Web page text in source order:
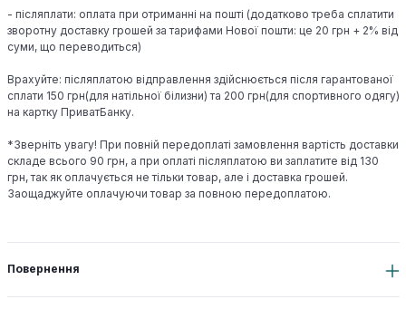
- післяплати: оплата при отриманні на пошті (додатково треба сплатити
зворотну доставку грошей за тарифами Нової пошти: це 20 грн + 2% від
суми, що переводиться)
Врахуйте: післяплатою відправлення здійснюється після гарантованої
сплати 150 грн(для натільної білизни) та 200 грн(для спортивного одягу)
на картку ПриватБанку.
*Зверніть увагу! При повній передоплаті замовлення вартість доставки
складе всього 90 грн, а при оплаті післяплатою ви заплатите від 130
грн, так як оплачується не тільки товар, але і доставка грошей.
Заощаджуйте оплачуючи товар за повною передоплатою.
Повернення